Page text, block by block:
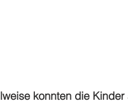
konnten die